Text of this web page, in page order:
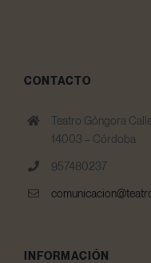
CONTACTO
Teatro Góngora
14003 – Córdoba
957480237
INFORMACIÓN